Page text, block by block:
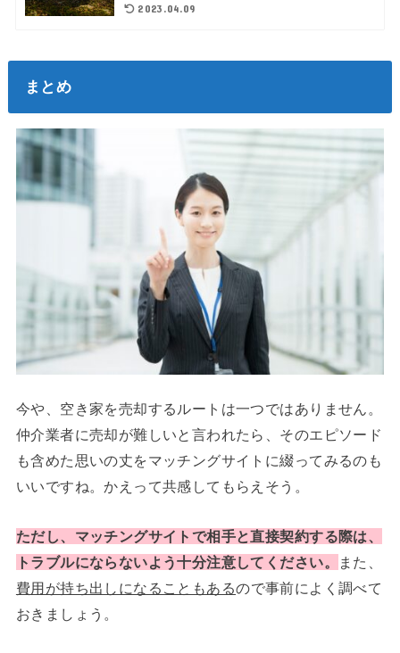
2023.04.09
まとめ
今や、空き家を売却するルートは一つではありません。
仲介業者に売却が難しいと言われたら、そのエピソード
も含めた思いの丈をマッチングサイトに綴ってみるのも
いいですね。かえって共感してもらえそう。
ただし、マッチングサイトで相手と直接契約する際は、
トラブルにならないよう十分注意してください。
また、
費用が持ち出しになることもあるので事前によく調べて
おきましょう。